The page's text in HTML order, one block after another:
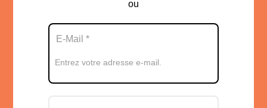
ou
Entrez votre adresse e-mail.